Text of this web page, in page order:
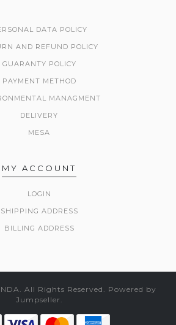
DATA POLICY
AND REFUND POLICY
GUARANTY POLICY
PAYMENT METHOD
MANAGMENT
DELIVERY
MESA
MY ACCOUNT
LOGIN
SHIPPING ADDRESS
BILLING ADDRESS
All Rights Reserved. Powered by
Jumpseller .